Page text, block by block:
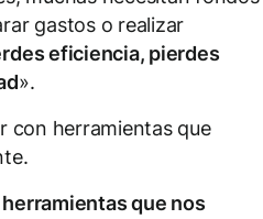
gastos o realizar
eficiencia, pierdes
».
con herramientas que
que nos